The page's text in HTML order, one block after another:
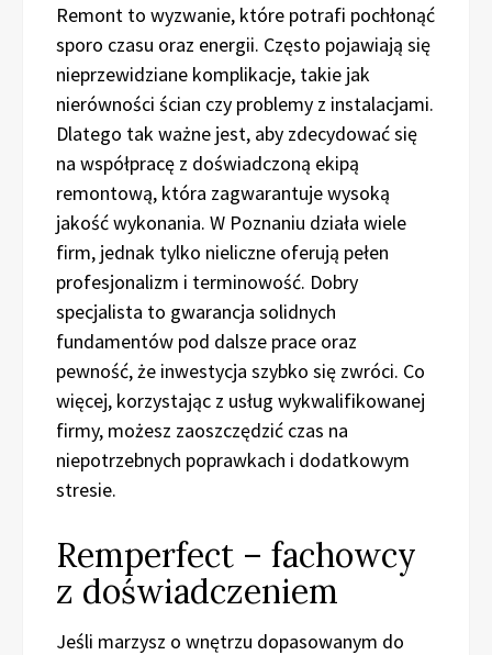
Remont to wyzwanie, które potrafi pochłonąć
sporo czasu oraz energii. Często pojawiają się
nieprzewidziane komplikacje, takie jak
nierówności ścian czy problemy z instalacjami.
Dlatego tak ważne jest, aby zdecydować się
na współpracę z doświadczoną ekipą
remontową, która zagwarantuje wysoką
jakość wykonania. W Poznaniu działa wiele
firm, jednak tylko nieliczne oferują pełen
profesjonalizm i terminowość. Dobry
specjalista to gwarancja solidnych
fundamentów pod dalsze prace oraz
pewność, że inwestycja szybko się zwróci. Co
więcej, korzystając z usług wykwalifikowanej
firmy, możesz zaoszczędzić czas na
niepotrzebnych poprawkach i dodatkowym
stresie.
Remperfect – fachowcy
z doświadczeniem
Jeśli marzysz o wnętrzu dopasowanym do